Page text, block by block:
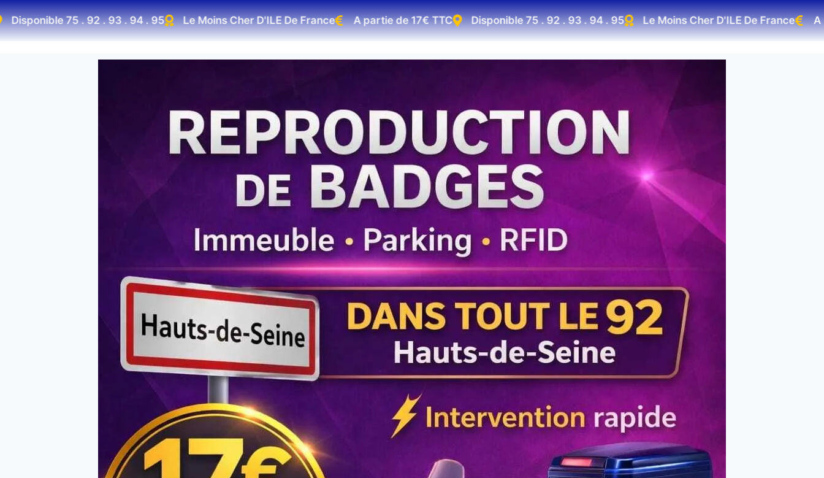
75 . 92 . 93 . 94 . 95 Le Moins Cher D'ILE De France A partie de 17€ TTC Disponible 75 . 92 . 93 . 94 . 95 Le Moins Cher D'ILE De France A